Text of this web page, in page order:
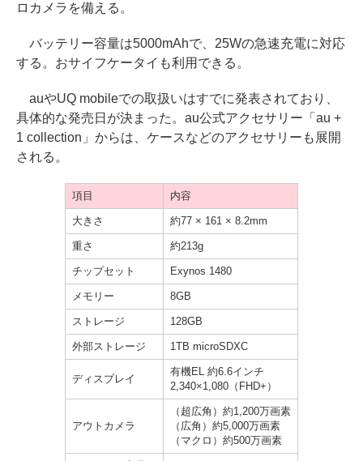
ロカメラを備える。
バッテリー容量は5000mAhで、25Wの急速充電に対応
する。おサイフケータイも利用できる。
auやUQ mobileでの取扱いはすでに発表されており、
具体的な発売日が決まった。au公式アクセサリー「au +
1 collection」からは、ケースなどのアクセサリーも展開
される。
項目 内容
大きさ 約77 × 161 × 8.2mm
重さ 約213g
チップセット Exynos 1480
メモリー 8GB
ストレージ 128GB
外部ストレージ 1TB microSDXC
ディスプレイ
有機EL 約6.6インチ
2,340×1,080（FHD+）
アウトカメラ
（超広角）約1,200万画素
（広角）約5,000万画素
（マクロ）約500万画素